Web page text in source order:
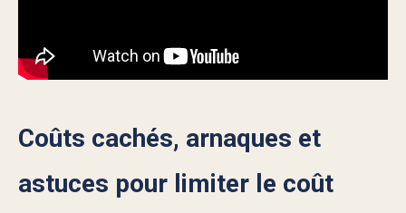
Coûts cachés, arnaques et
astuces pour limiter le coût